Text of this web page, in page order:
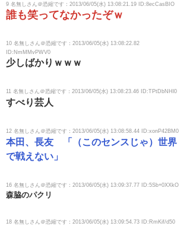
9 名無しさん＠恐縮です：2013/06/05(水) 13:08:21.19 ID:8ecCasBIO
誰も笑ってなかったぞｗ
10 名無しさん＠恐縮です：2013/06/05(水) 13:08:22.82
ID:NmMMvPWV0
少しばかりｗｗｗ
11 名無しさん＠恐縮です：2013/06/05(水) 13:08:23.46 ID:TPtDbNHl0
すべり芸人
12 名無しさん＠恐縮です：2013/06/05(水) 13:08:58.44 ID:xonP42BM0
本田、長友 「（このセンスじゃ）世界
で戦えない」
16 名無しさん＠恐縮です：2013/06/05(水) 13:09:37.77 ID:5Sb+0XXkO
森脇のパクリ
18 名無しさん＠恐縮です：2013/06/05(水) 13:09:54.73 ID:RmKif/d50